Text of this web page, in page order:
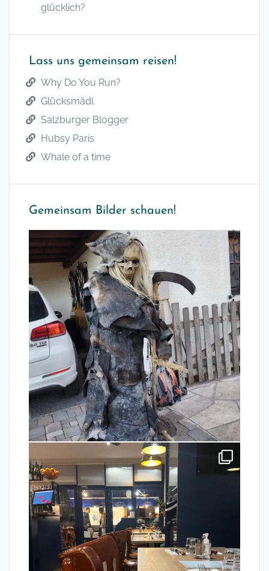
glücklich?
Lass uns gemeinsam reisen!
Why Do You Run?
Glücksmädl
Salzburger Blogger
Hubsy Paris
Whale of a time
Gemeinsam Bilder schauen!